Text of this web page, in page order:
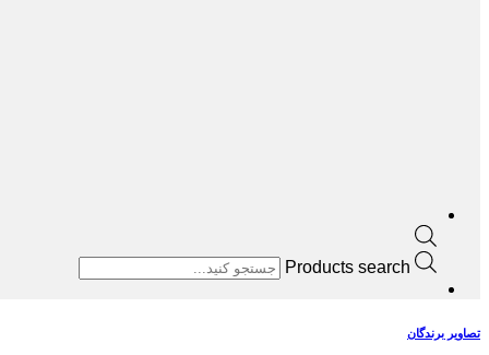
Products search
تصاویر برندگان